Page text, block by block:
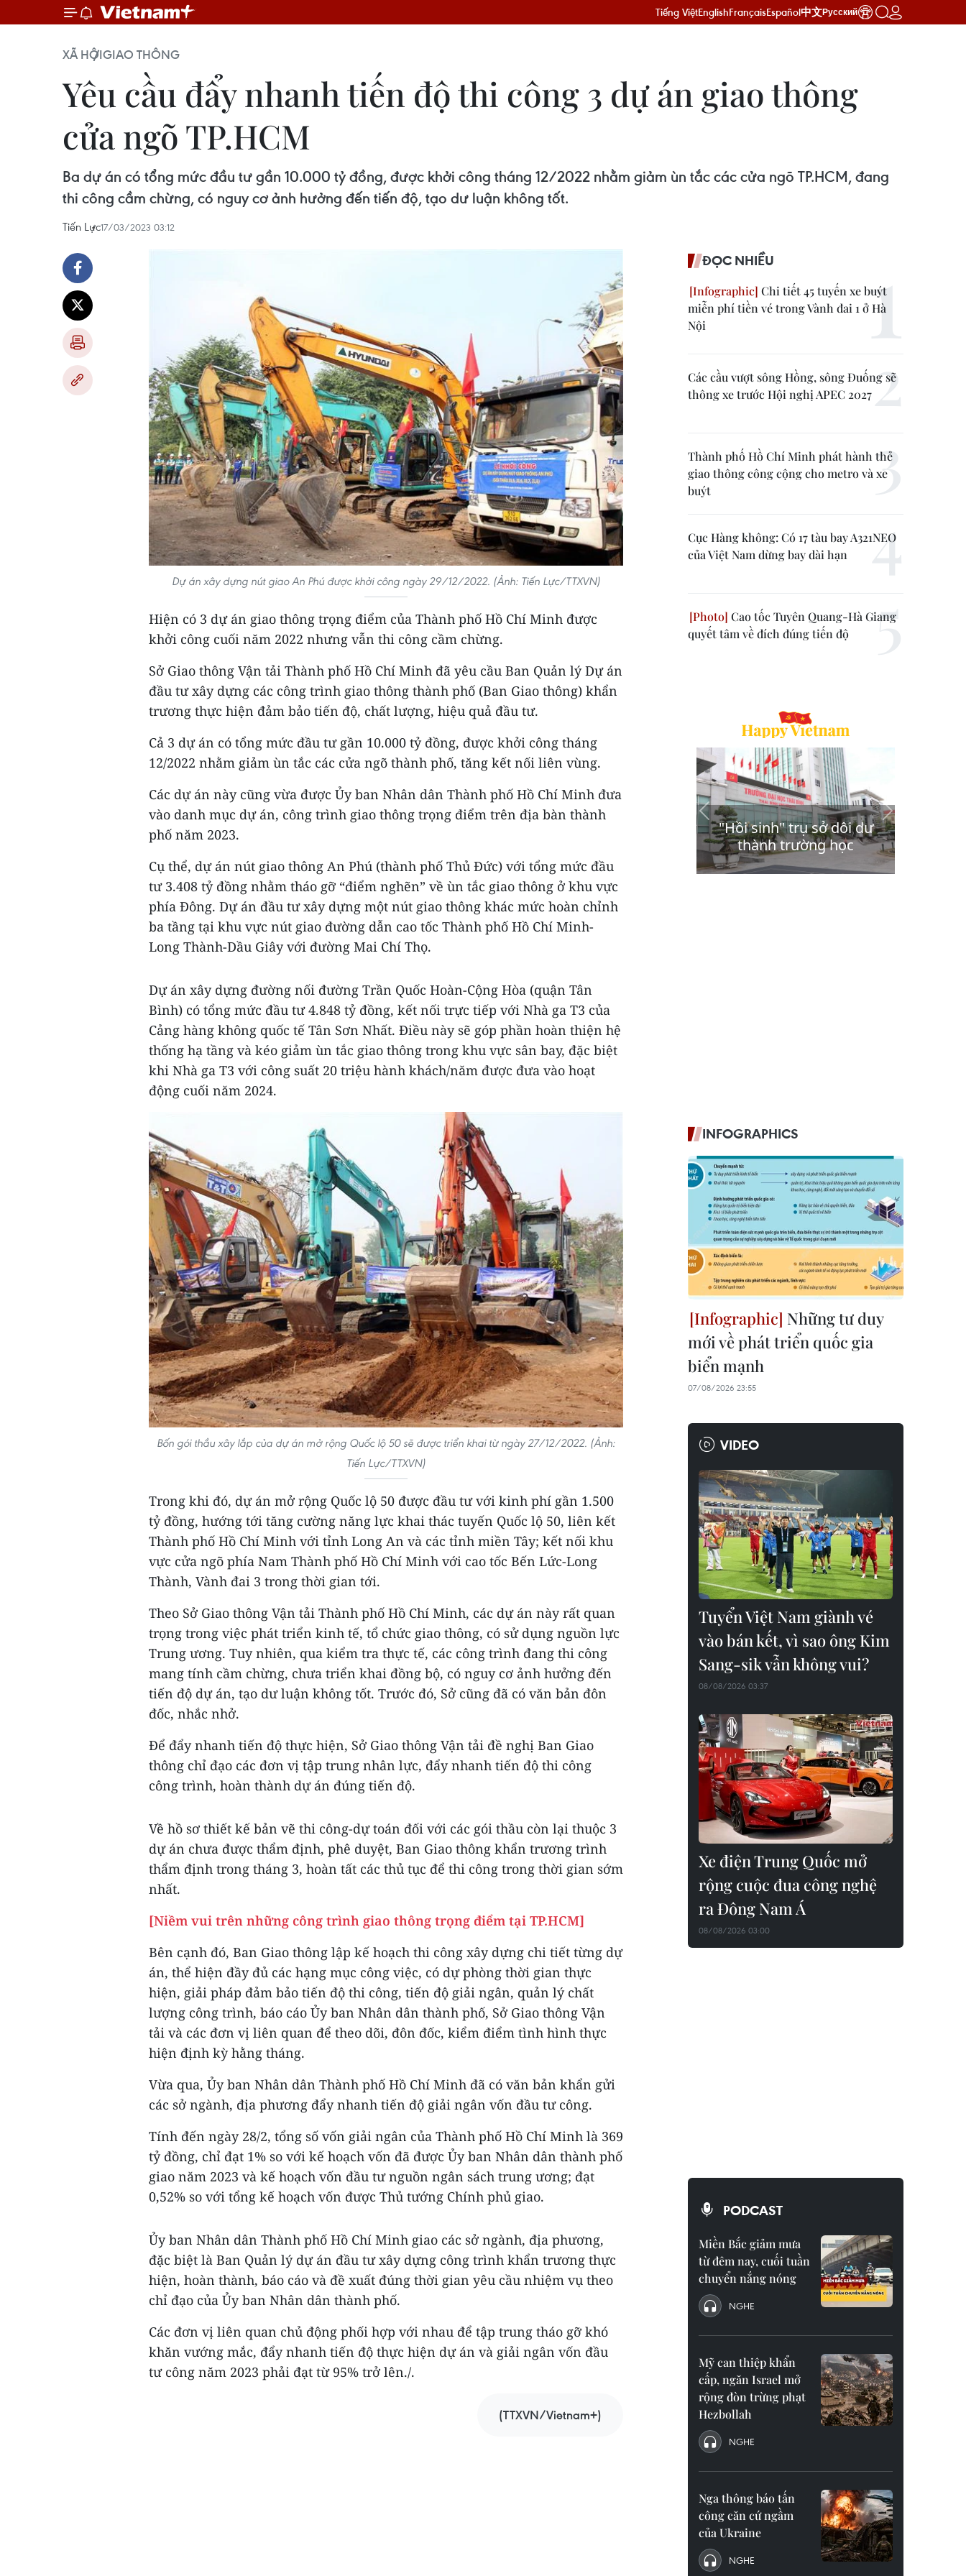
Tiếng ViệtEnglishFrançaisEspañol中文Русский
XÃ HỘIGIAO THÔNG
Yêu cầu đẩy nhanh tiến độ thi công 3 dự án giao thông
cửa ngõ TP.HCM
Ba dự án có tổng mức đầu tư gần 10.000 tỷ đồng, được khởi công tháng 12/2022 nhằm giảm ùn tắc các cửa ngõ TP.HCM, đang
thi công cầm chừng, có nguy cơ ảnh hưởng đến tiến độ, tạo dư luận không tốt.
Tiến Lực17/03/2023 03:12
Dự án xây dựng nút giao An Phú được khởi công ngày 29/12/2022. (Ảnh: Tiến Lực/TTXVN)
Hiện có 3 dự án giao thông trọng điểm của Thành phố Hồ Chí Minh được
khởi công cuối năm 2022 nhưng vẫn thi công cầm chừng.
Sở Giao thông Vận tải Thành phố Hồ Chí Minh đã yêu cầu Ban Quản lý Dự án
đầu tư xây dựng các công trình giao thông thành phố (Ban Giao thông) khẩn
trương thực hiện đảm bảo tiến độ, chất lượng, hiệu quả đầu tư.
Cả 3 dự án có tổng mức đầu tư gần 10.000 tỷ đồng, được khởi công tháng
12/2022 nhằm giảm ùn tắc các cửa ngõ thành phố, tăng kết nối liên vùng.
Các dự án này cũng vừa được Ủy ban Nhân dân Thành phố Hồ Chí Minh đưa
vào danh mục dự án, công trình giao thông trọng điểm trên địa bàn thành
phố năm 2023.
Cụ thể, dự án nút giao thông An Phú (thành phố Thủ Đức) với tổng mức đầu
tư 3.408 tỷ đồng nhằm tháo gỡ “điểm nghẽn” về ùn tắc giao thông ở khu vực
phía Đông. Dự án đầu tư xây dựng một nút giao thông khác mức hoàn chỉnh
ba tầng tại khu vực nút giao đường dẫn cao tốc Thành phố Hồ Chí Minh-
Long Thành-Dầu Giây với đường Mai Chí Thọ.
Dự án xây dựng đường nối đường Trần Quốc Hoàn-Cộng Hòa (quận Tân
Bình) có tổng mức đầu tư 4.848 tỷ đồng, kết nối trực tiếp với Nhà ga T3 của
Cảng hàng không quốc tế Tân Sơn Nhất. Điều này sẽ góp phần hoàn thiện hệ
thống hạ tầng và kéo giảm ùn tắc giao thông trong khu vực sân bay, đặc biệt
khi Nhà ga T3 với công suất 20 triệu hành khách/năm được đưa vào hoạt
động cuối năm 2024.
Bốn gói thầu xây lắp của dự án mở rộng Quốc lộ 50 sẽ được triển khai từ ngày 27/12/2022. (Ảnh:
Tiến Lực/TTXVN)
Trong khi đó, dự án mở rộng Quốc lộ 50 được đầu tư với kinh phí gần 1.500
tỷ đồng, hướng tới tăng cường năng lực khai thác tuyến Quốc lộ 50, liên kết
Thành phố Hồ Chí Minh với tỉnh Long An và các tỉnh miền Tây; kết nối khu
vực cửa ngõ phía Nam Thành phố Hồ Chí Minh với cao tốc Bến Lức-Long
Thành, Vành đai 3 trong thời gian tới.
Theo Sở Giao thông Vận tải Thành phố Hồ Chí Minh, các dự án này rất quan
trọng trong việc phát triển kinh tế, tổ chức giao thông, có sử dụng nguồn lực
Trung ương. Tuy nhiên, qua kiểm tra thực tế, các công trình đang thi công
mang tính cầm chừng, chưa triển khai đồng bộ, có nguy cơ ảnh hưởng đến
tiến độ dự án, tạo dư luận không tốt. Trước đó, Sở cũng đã có văn bản đôn
đốc, nhắc nhở.
Để đẩy nhanh tiến độ thực hiện, Sở Giao thông Vận tải đề nghị Ban Giao
thông chỉ đạo các đơn vị tập trung nhân lực, đẩy nhanh tiến độ thi công
công trình, hoàn thành dự án đúng tiến độ.
Về hồ sơ thiết kế bản vẽ thi công-dự toán đối với các gói thầu còn lại thuộc 3
dự án chưa được thẩm định, phê duyệt, Ban Giao thông khẩn trương trình
thẩm định trong tháng 3, hoàn tất các thủ tục để thi công trong thời gian sớm
nhất.
[Niềm vui trên những công trình giao thông trọng điểm tại TP.HCM]
Bên cạnh đó, Ban Giao thông lập kế hoạch thi công xây dựng chi tiết từng dự
án, thể hiện đầy đủ các hạng mục công việc, có dự phòng thời gian thực
hiện, giải pháp đảm bảo tiến độ thi công, tiến độ giải ngân, quản lý chất
lượng công trình, báo cáo Ủy ban Nhân dân thành phố, Sở Giao thông Vận
tải và các đơn vị liên quan để theo dõi, đôn đốc, kiểm điểm tình hình thực
hiện định kỳ hằng tháng.
Vừa qua, Ủy ban Nhân dân Thành phố Hồ Chí Minh đã có văn bản khẩn gửi
các sở ngành, địa phương đẩy nhanh tiến độ giải ngân vốn đầu tư công.
Tính đến ngày 28/2, tổng số vốn giải ngân của Thành phố Hồ Chí Minh là 369
tỷ đồng, chỉ đạt 1% so với kế hoạch vốn đã được Ủy ban Nhân dân thành phố
giao năm 2023 và kế hoạch vốn đầu tư nguồn ngân sách trung ương; đạt
0,52% so với tổng kế hoạch vốn được Thủ tướng Chính phủ giao.
Ủy ban Nhân dân Thành phố Hồ Chí Minh giao các sở ngành, địa phương,
đặc biệt là Ban Quản lý dự án đầu tư xây dựng công trình khẩn trương thực
hiện, hoàn thành, báo cáo và đề xuất đúng thời gian yêu cầu nhiệm vụ theo
chỉ đạo của Ủy ban Nhân dân thành phố.
Các đơn vị liên quan chủ động phối hợp với nhau để tập trung tháo gỡ khó
khăn vướng mắc, đẩy nhanh tiến độ thực hiện dự án và giải ngân vốn đầu
tư công năm 2023 phải đạt từ 95% trở lên./.
(TTXVN/Vietnam+)
ĐỌC NHIỀU
Chi tiết 45 tuyến xe buýt
miễn phí tiền vé trong Vành đai 1 ở Hà
Nội
Các cầu vượt sông Hồng, sông Đuống sẽ
thông xe trước Hội nghị APEC 2027
Thành phố Hồ Chí Minh phát hành thẻ
giao thông công cộng cho metro và xe
buýt
Cục Hàng không: Có 17 tàu bay A321NEO
của Việt Nam dừng bay dài hạn
Cao tốc Tuyên Quang-Hà Giang
quyết tâm về đích đúng tiến độ
INFOGRAPHICS
Những tư duy
mới về phát triển quốc gia
biển mạnh
07/08/2026 23:55
VIDEO
Tuyển Việt Nam giành vé
vào bán kết, vì sao ông Kim
Sang-sik vẫn không vui?
08/08/2026 03:37
Xe điện Trung Quốc mở
rộng cuộc đua công nghệ
ra Đông Nam Á
08/08/2026 03:00
PODCAST
Miền Bắc giảm mưa
từ đêm nay, cuối tuần
chuyển nắng nóng
NGHE
Mỹ can thiệp khẩn
cấp, ngăn Israel mở
rộng đòn trừng phạt
Hezbollah
NGHE
Nga thông báo tấn
công căn cứ ngầm
của Ukraine
NGHE